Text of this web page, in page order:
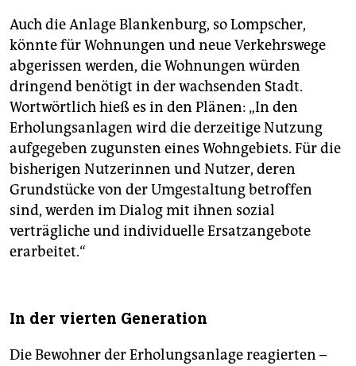
Auch die Anlage Blankenburg, so Lompscher,
könnte für Wohnungen und neue Verkehrswege
abgerissen werden, die Wohnungen würden
dringend benötigt in der wachsenden Stadt.
Wortwörtlich hieß es in den Plänen: „In den
Erholungsanlagen wird die derzeitige Nutzung
aufgegeben zugunsten eines Wohngebiets. Für die
bisherigen Nutzerinnen und Nutzer, deren
Grundstücke von der Umgestaltung betroffen
sind, werden im Dialog mit ihnen sozial
verträgliche und individuelle Ersatzangebote
erarbeitet.“
In der vierten Generation
Die Bewohner der Erholungsanlage reagierten –